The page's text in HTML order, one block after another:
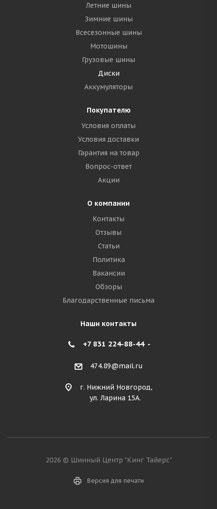
Летние шины
Зимние шины
Всесезонные шины
Мотошины
Грузовые шины
Диски
Аккумуляторы
Покупателю
Условия оплаты
Условия доставки
Гарантия на товар
Вопрос-ответ
Акции
О компании
Контакты
Отзывы
Статьи
Политика
Вакансии
Обзоры
Благодарственные письма
Наши контакты
+7 831 224-88-44
474.89@mail.ru
г. Нижний Новгород,
ул. Ларина 15А.
2026 © Шинный Центр "Кинг Тайерс"
Версия для печати